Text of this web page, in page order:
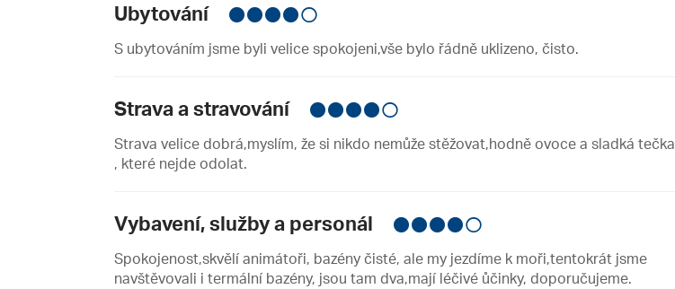
Ubytování
S ubytováním jsme byli velice spokojeni,vše bylo řádně uklizeno, čisto.
Strava a stravování
Strava velice dobrá,myslím, že si nikdo nemůže stěžovat,hodně ovoce a sladká tečka
, které nejde odolat.
Vybavení, služby a personál
Spokojenost,skvělí animátoři, bazény čisté, ale my jezdíme k moři,tentokrát jsme
navštěvovali i termální bazény, jsou tam dva,mají léčivé ůčinky, doporučujeme.